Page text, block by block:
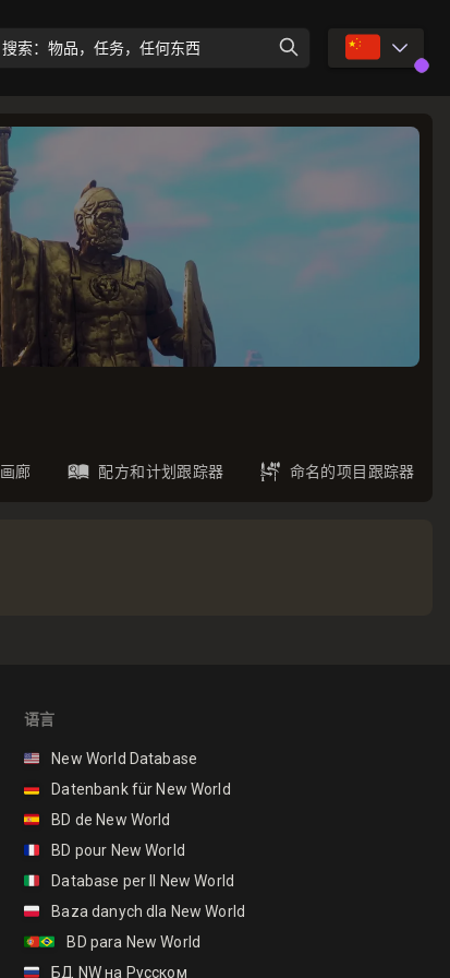
搜索：物品，任务，任何东西 🇨🇳
画廊 配方和计划跟踪器 命名的项目跟踪器
语言
🇺🇸
New World Database
🇩🇪
Datenbank für New World
🇪🇸
BD de New World
🇫🇷
BD pour New World
🇮🇹
Database per Il New World
🇵🇱
Baza danych dla New World
🇵🇹🇧🇷
BD para New World
🇷🇺
БД NW на Русском